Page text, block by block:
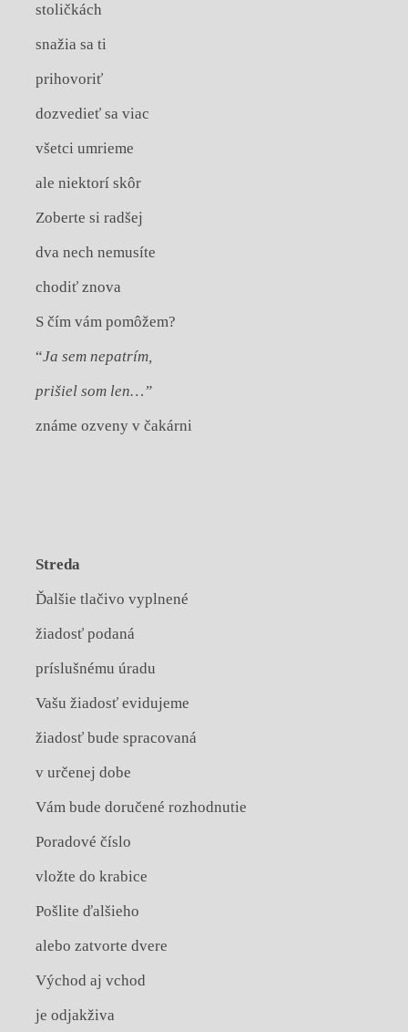
stoličkách
snažia sa ti
prihovoriť
dozvedieť sa viac
všetci umrieme
ale niektorí skôr
Zoberte si radšej
dva nech nemusíte
chodiť znova
S čím vám pomôžem?
“Ja sem nepatrím,
prišiel som len…”
známe ozveny v čakárni
Streda
Ďalšie tlačivo vyplnené
žiadosť podaná
príslušnému úradu
Vašu žiadosť evidujeme
žiadosť bude spracovaná
v určenej dobe
Vám bude doručené rozhodnutie
Poradové číslo
vložte do krabice
Pošlite ďalšieho
alebo zatvorte dvere
Východ aj vchod
je odjakživa